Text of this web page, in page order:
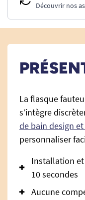
Découvrir nos
La flasque
s’intègre
de bain design
personnaliser
Installation
10 secondes
Aucune